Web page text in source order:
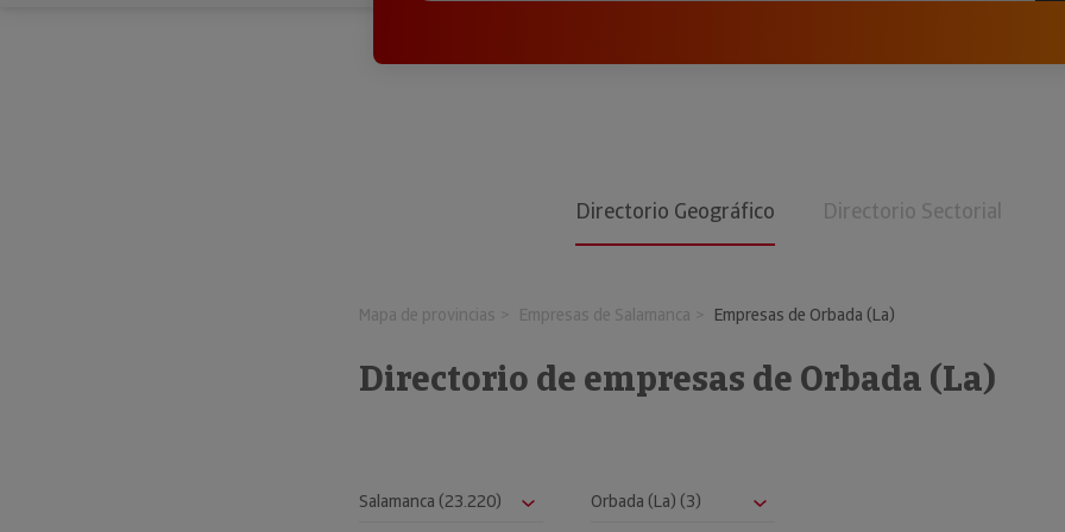
Directorio Geográfico Directorio Sectorial
Mapa de provincias Empresas de Salamanca Empresas de Orbada (La)
Directorio de empresas de Orbada (La)